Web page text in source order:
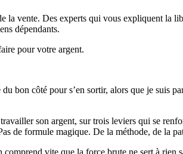
vente. Des experts qui vous expliquent la
dépendants.
pour votre argent.
bon côté pour s’en sortir, alors que je suis
son argent, sur trois leviers qui se
de formule magique. De la méthode, de la
vite que la force brute ne sert à rien